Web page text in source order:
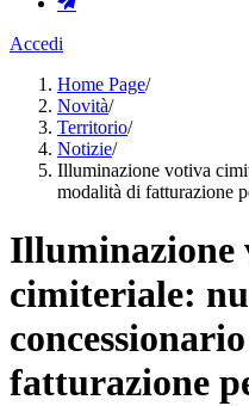
Accedi
Home Page/
Novità/
Territorio/
Notizie/
Illuminazione votiva
modalità di fatturazione
Illuminazione
cimiteriale:
fatturazione